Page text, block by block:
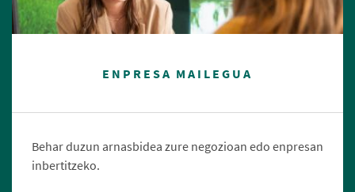
ENPRESA MAILEGUA
Behar duzun arnasbidea zure negozioan edo enpresan
inbertitzeko.